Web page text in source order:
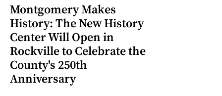
Montgomery Makes
History: The New History
Center Will Open in
Rockville to Celebrate the
County's 250th
Anniversary